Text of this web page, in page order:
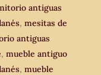
antiguas
,mesitas de
antiguas
,mueble antiguo
,mueble